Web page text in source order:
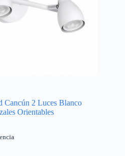
Cancún 2 Luces Blanco
Orientables